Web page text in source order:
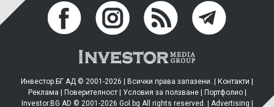
Инвестор.БГ АД © 2001-2026 | Всички права запазени. | Контакти
Реклама
Поверителност| Условия за ползване| Портфолио|
Investor.BG AD © 2001-2026 Gol.bg All rights reserved. | Advertising